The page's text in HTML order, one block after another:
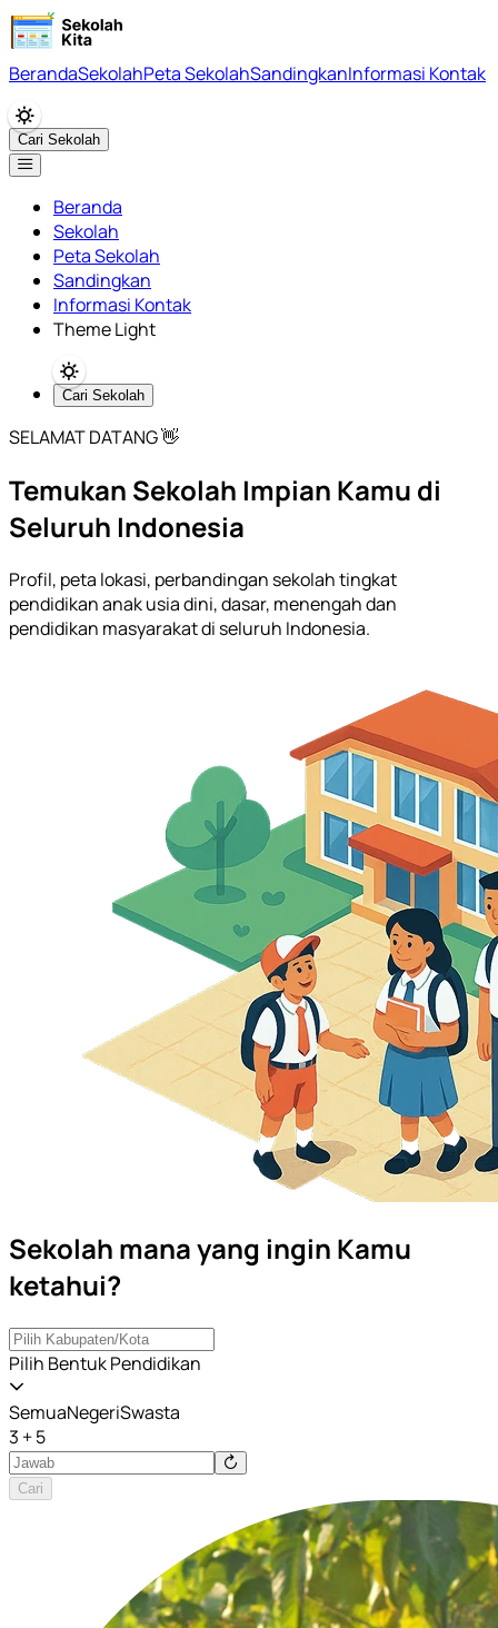
BerandaSekolahPeta SekolahSandingkanInformasi Kontak
Cari Sekolah
Beranda
Sekolah
Peta Sekolah
Sandingkan
Informasi Kontak
Theme Light
Cari Sekolah
SELAMAT DATANG 👋
Temukan Sekolah Impian Kamu di
Seluruh Indonesia
Profil, peta lokasi, perbandingan sekolah tingkat
pendidikan anak usia dini, dasar, menengah dan
pendidikan masyarakat di seluruh Indonesia.
Sekolah mana yang ingin Kamu
ketahui?
Pilih Bentuk Pendidikan
SemuaNegeriSwasta
3 + 5
Cari